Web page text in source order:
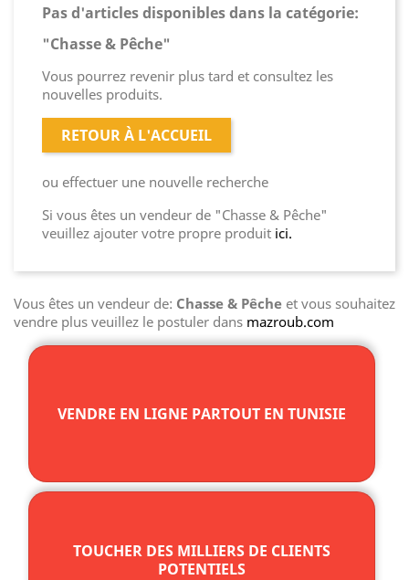
Pas d'articles disponibles dans la catégorie:
"Chasse & Pêche"
Vous pourrez revenir plus tard et consultez les
nouvelles produits.
RETOUR À L'ACCUEIL
ou effectuer une nouvelle recherche
Si vous êtes un vendeur de "Chasse & Pêche"
veuillez ajouter votre propre produit ici.
Vous êtes un vendeur de: Chasse & Pêche et vous souhaitez
vendre plus veuillez le postuler dans mazroub.com
VENDRE EN LIGNE PARTOUT EN TUNISIE
TOUCHER DES MILLIERS DE CLIENTS
POTENTIELS